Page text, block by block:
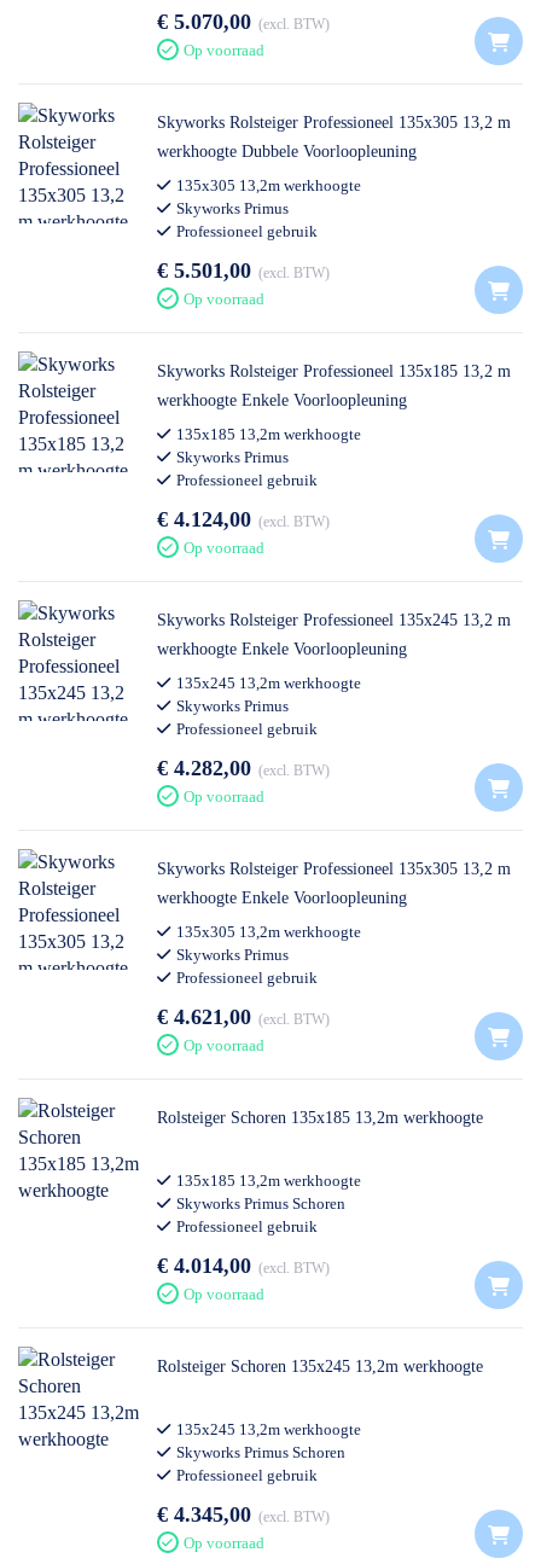
€ 5.070,00 excl. BTW
Op voorraad
Skyworks Rolsteiger Professioneel 135x305 13,2 m
werkhoogte Dubbele Voorloopleuning
135x305 13,2m werkhoogte
Skyworks Primus
Professioneel gebruik
€ 5.501,00 excl. BTW
Op voorraad
Skyworks Rolsteiger Professioneel 135x185 13,2 m
werkhoogte Enkele Voorloopleuning
135x185 13,2m werkhoogte
Skyworks Primus
Professioneel gebruik
€ 4.124,00 excl. BTW
Op voorraad
Skyworks Rolsteiger Professioneel 135x245 13,2 m
werkhoogte Enkele Voorloopleuning
135x245 13,2m werkhoogte
Skyworks Primus
Professioneel gebruik
€ 4.282,00 excl. BTW
Op voorraad
Skyworks Rolsteiger Professioneel 135x305 13,2 m
werkhoogte Enkele Voorloopleuning
135x305 13,2m werkhoogte
Skyworks Primus
Professioneel gebruik
€ 4.621,00 excl. BTW
Op voorraad
Rolsteiger Schoren 135x185 13,2m werkhoogte
135x185 13,2m werkhoogte
Skyworks Primus Schoren
Professioneel gebruik
€ 4.014,00 excl. BTW
Op voorraad
Rolsteiger Schoren 135x245 13,2m werkhoogte
135x245 13,2m werkhoogte
Skyworks Primus Schoren
Professioneel gebruik
€ 4.345,00 excl. BTW
Op voorraad